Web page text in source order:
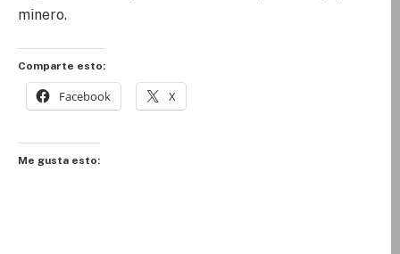
minero.
Comparte esto:
Facebook X
Me gusta esto: